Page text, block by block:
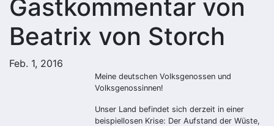
Gastkommentar von
Beatrix von Storch
Feb. 1, 2016
Meine deutschen Volksgenossen und
Volksgenossinnen!
Unser Land befindet sich derzeit in einer
beispiellosen Krise: Der Aufstand der Wüste,